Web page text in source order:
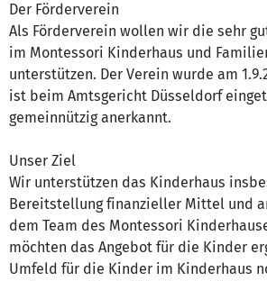
Der Förderverein
Als Förderverein wollen wir die sehr
im Montessori Kinderhaus und
unterstützen. Der Verein wurde am
ist beim Amtsgericht Düsseldorf
gemeinnützig anerkannt.
Unser Ziel
Wir unterstützen das Kinderhaus
Bereitstellung finanzieller Mittel und
dem Team des Montessori
möchten das Angebot für die Kinder
Umfeld für die Kinder im Kinderhaus